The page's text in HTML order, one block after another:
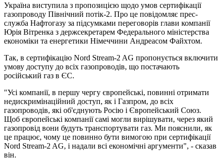
Україна виступила з пропозицією щодо умов сертифікації
газопроводу Північний потік-2. Про це повідомляє прес-
служба Нафтогазу за підсумками переговорів глави компанії
Юрія Вітренка з держсекретарем Федерального міністерства
економіки та енергетики Німеччини Андреасом Файхтом.
Так, в сертифікацію Nord Stream-2 AG пропонується включити
умову доступу до всіх газопроводів, що постачають
російський газ в ЄС.
"Усі компанії, в першу чергу європейські, повинні отримати
недискримінаційний доступ, як і Газпром, до всіх
газопроводів, які об'єднують Росію і Європейський Союз.
Щоб європейські компанії самі могли вирішувати, через який
газопровід вони будуть транспортувати газ. Ми пояснили, як
це працює, чому це повинно бути вимогою при сертифікації
Nord Stream-2 AG, і надали всі економічні аргументи", - сказав
він.